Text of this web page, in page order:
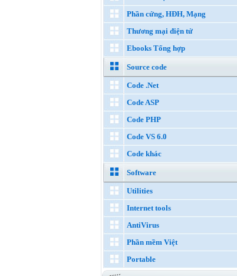
Phần cứng, HĐH, Mạng
Thương mại điện tử
Ebooks Tổng hợp
Source code
Code .Net
Code ASP
Code PHP
Code VS 6.0
Code khác
Software
Utilities
Internet tools
AntiVirus
Phần mềm Việt
Portable